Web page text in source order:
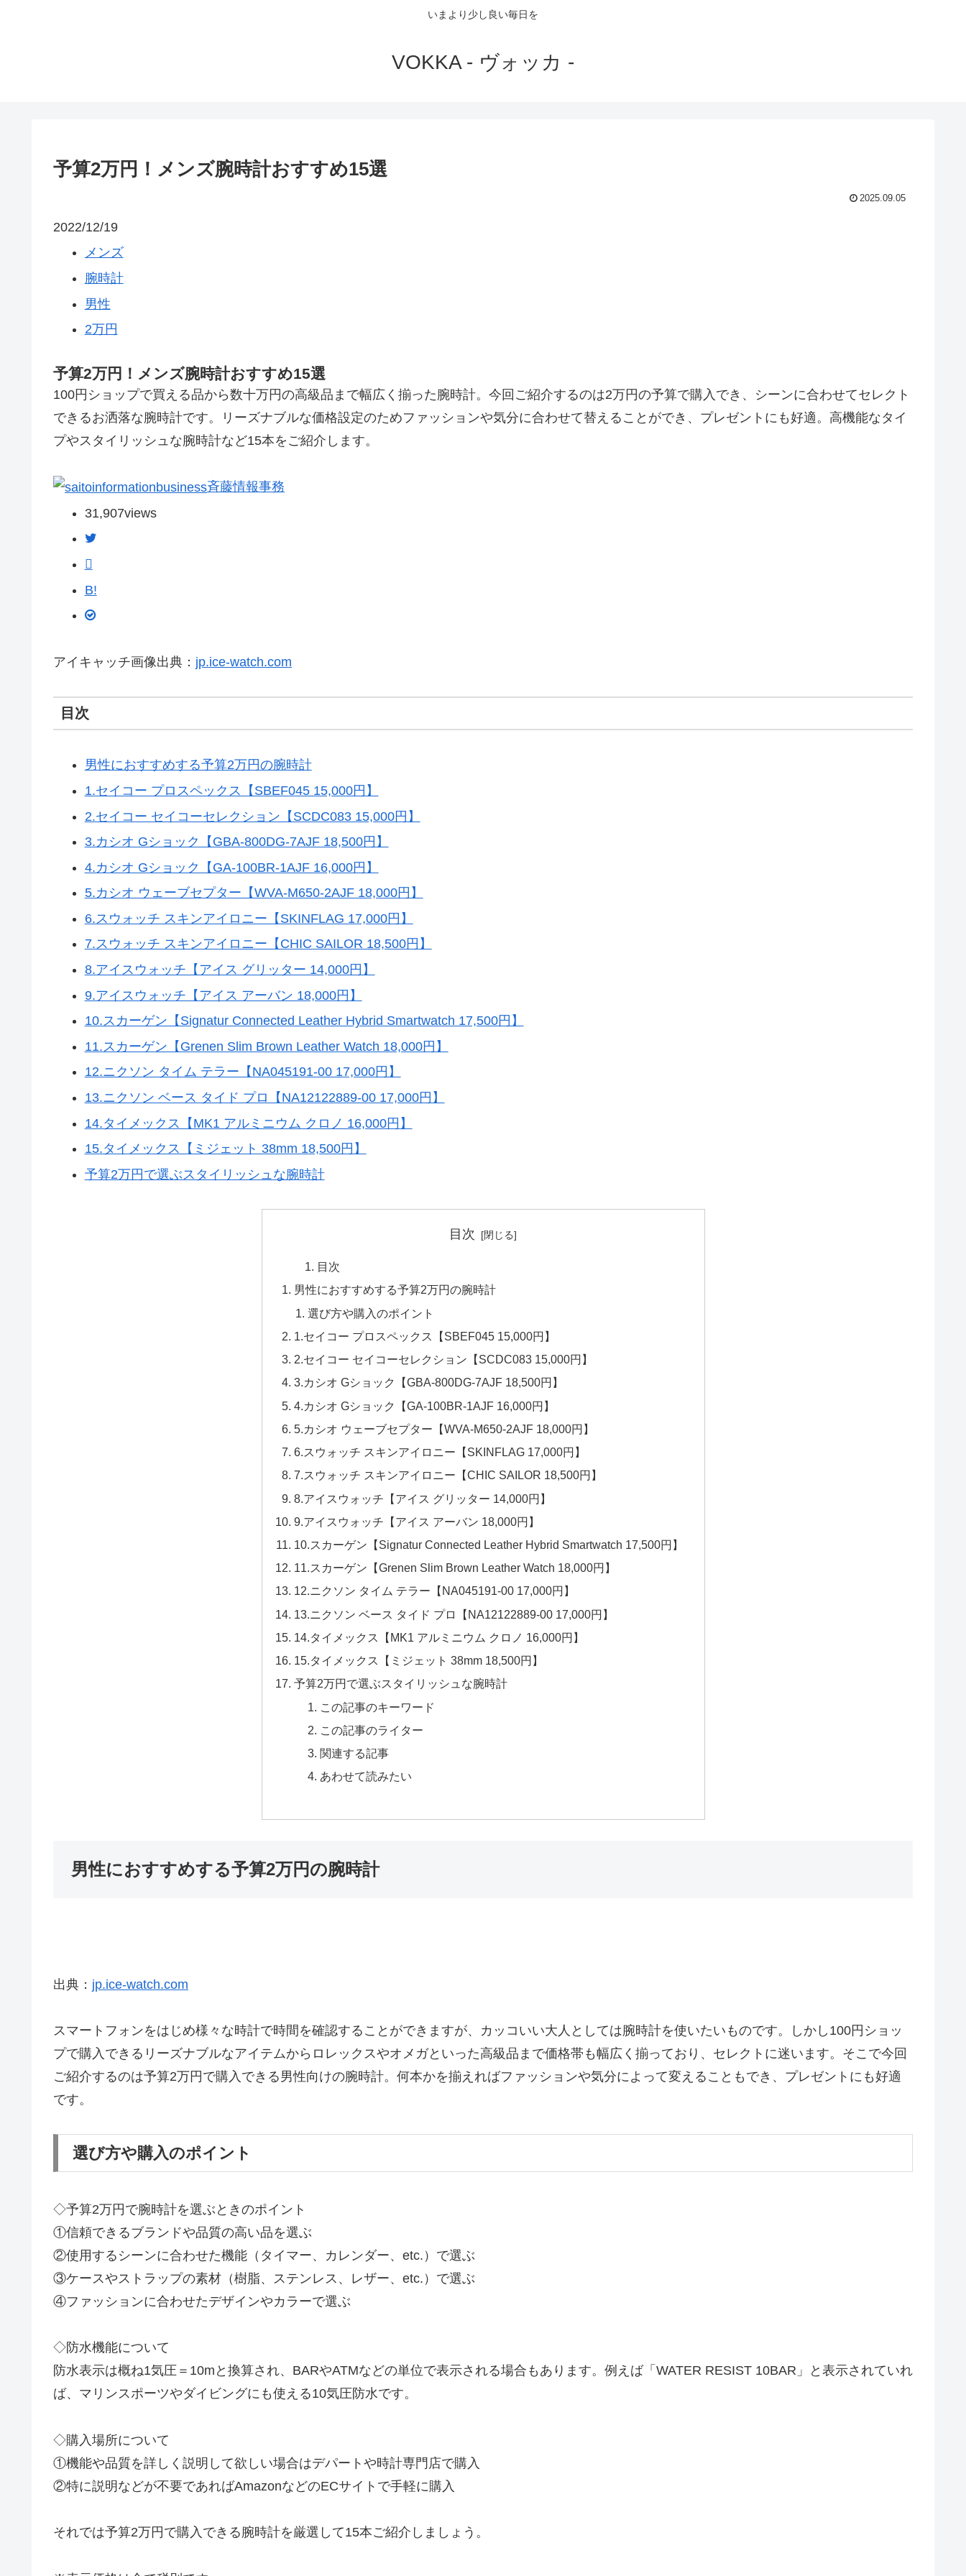
いまより少し良い毎日を
VOKKA - ヴォッカ -
予算2万円！メンズ腕時計おすすめ15選
2025.09.05
2022/12/19
メンズ
腕時計
男性
2万円
予算2万円！メンズ腕時計おすすめ15選
100円ショップで買える品から数十万円の高級品まで幅広く揃った腕時計。今回ご紹介するのは2万円の予算で購入でき、シーンに合わせてセレクト
できるお洒落な腕時計です。リーズナブルな価格設定のためファッションや気分に合わせて替えることができ、プレゼントにも好適。高機能なタイ
プやスタイリッシュな腕時計など15本をご紹介します。
斉藤情報事務
31,907views
B!
アイキャッチ画像出典： jp.ice-watch.com
目次
男性におすすめする予算2万円の腕時計
1.セイコー プロスペックス【SBEF045 15,000円】
2.セイコー セイコーセレクション【SCDC083 15,000円】
3.カシオ Gショック【GBA-800DG-7AJF 18,500円】
4.カシオ Gショック【GA-100BR-1AJF 16,000円】
5.カシオ ウェーブセプター【WVA-M650-2AJF 18,000円】
6.スウォッチ スキンアイロニー【SKINFLAG 17,000円】
7.スウォッチ スキンアイロニー【CHIC SAILOR 18,500円】
8.アイスウォッチ【アイス グリッター 14,000円】
9.アイスウォッチ【アイス アーバン 18,000円】
10.スカーゲン【Signatur Connected Leather Hybrid Smartwatch 17,500円】
11.スカーゲン【Grenen Slim Brown Leather Watch 18,000円】
12.ニクソン タイム テラー【NA045191-00 17,000円】
13.ニクソン ベース タイド プロ【NA12122889-00 17,000円】
14.タイメックス【MK1 アルミニウム クロノ 16,000円】
15.タイメックス【ミジェット 38mm 18,500円】
予算2万円で選ぶスタイリッシュな腕時計
目次
目次
男性におすすめする予算2万円の腕時計
選び方や購入のポイント
1.セイコー プロスペックス【SBEF045 15,000円】
2.セイコー セイコーセレクション【SCDC083 15,000円】
3.カシオ Gショック【GBA-800DG-7AJF 18,500円】
4.カシオ Gショック【GA-100BR-1AJF 16,000円】
5.カシオ ウェーブセプター【WVA-M650-2AJF 18,000円】
6.スウォッチ スキンアイロニー【SKINFLAG 17,000円】
7.スウォッチ スキンアイロニー【CHIC SAILOR 18,500円】
8.アイスウォッチ【アイス グリッター 14,000円】
9.アイスウォッチ【アイス アーバン 18,000円】
10.スカーゲン【Signatur Connected Leather Hybrid Smartwatch 17,500円】
11.スカーゲン【Grenen Slim Brown Leather Watch 18,000円】
12.ニクソン タイム テラー【NA045191-00 17,000円】
13.ニクソン ベース タイド プロ【NA12122889-00 17,000円】
14.タイメックス【MK1 アルミニウム クロノ 16,000円】
15.タイメックス【ミジェット 38mm 18,500円】
予算2万円で選ぶスタイリッシュな腕時計
この記事のキーワード
この記事のライター
関連する記事
あわせて読みたい
男性におすすめする予算2万円の腕時計
出典： jp.ice-watch.com
スマートフォンをはじめ様々な時計で時間を確認することができますが、カッコいい大人としては腕時計を使いたいものです。しかし100円ショッ
プで購入できるリーズナブルなアイテムからロレックスやオメガといった高級品まで価格帯も幅広く揃っており、セレクトに迷います。そこで今回
ご紹介するのは予算2万円で購入できる男性向けの腕時計。何本かを揃えればファッションや気分によって変えることもでき、プレゼントにも好適
です。
選び方や購入のポイント
◇予算2万円で腕時計を選ぶときのポイント
①信頼できるブランドや品質の高い品を選ぶ
②使用するシーンに合わせた機能（タイマー、カレンダー、etc.）で選ぶ
③ケースやストラップの素材（樹脂、ステンレス、レザー、etc.）で選ぶ
④ファッションに合わせたデザインやカラーで選ぶ
◇防水機能について
防水表示は概ね1気圧＝10mと換算され、BARやATMなどの単位で表示される場合もあります。例えば「WATER RESIST 10BAR」と表示されていれ
ば、マリンスポーツやダイビングにも使える10気圧防水です。
◇購入場所について
①機能や品質を詳しく説明して欲しい場合はデパートや時計専門店で購入
②特に説明などが不要であればAmazonなどのECサイトで手軽に購入
それでは予算2万円で購入できる腕時計を厳選して15本ご紹介しましょう。